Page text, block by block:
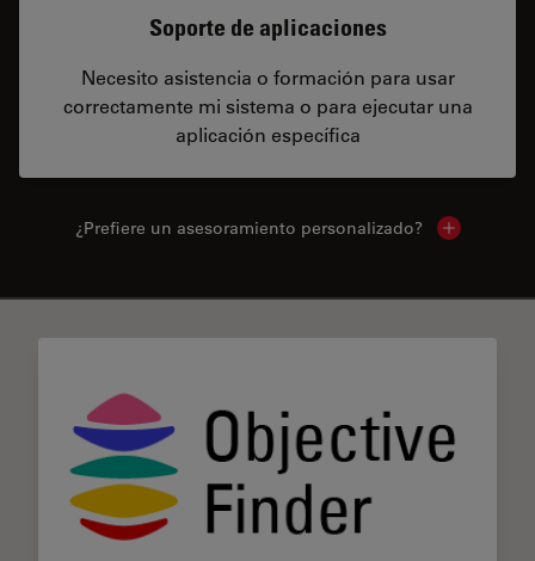
Soporte de aplicaciones
Necesito asistencia o formación para usar
correctamente mi sistema o para ejecutar una
aplicación específica
¿Prefiere un asesoramiento personalizado? Show local